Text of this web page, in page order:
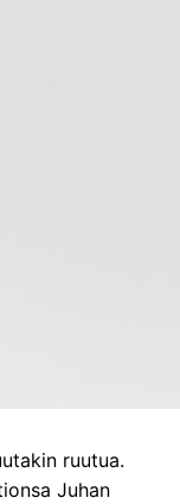
ruutua.
Juhan